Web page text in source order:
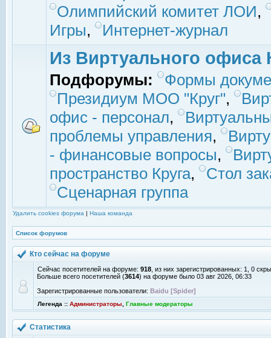
Олимпийский комитет ЛОИ,
Игры, Интернет-журнал
Из Виртуального офиса
Подфорумы:
Формы
Президиум МОО "Круг",
офис - персонал,
проблемы управления,
- финансовые вопросы,
пространство Круга,
Стол
Сценарная группа
Удалить cookies форума | Наша команда
Список форумов
Кто сейчас на форуме
Сейчас посетителей на форуме: 918 , из них зарегистрированных: 1, 0
Больше всего посетителей (3614) на форуме было 03 авг 2026, 06:33
Зарегистрированные пользователи: Baidu [Spider]
Легенда :: Администраторы Главные модераторы
Статистика